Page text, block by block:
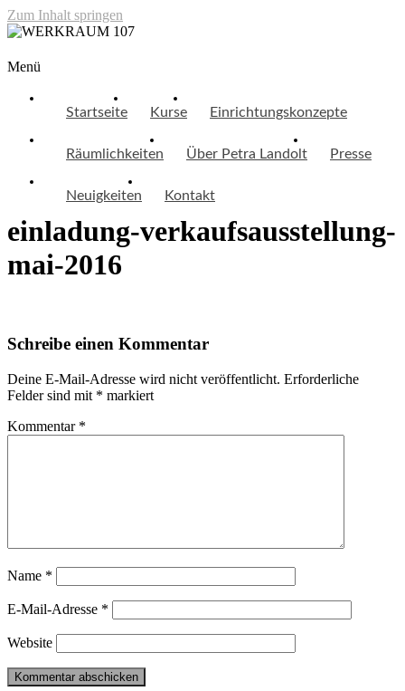
Zum Inhalt springen
WERKRAUM 107
Menü
Startseite Kurse Einrichtungskonzepte
Räumlichkeiten Über Petra Landolt Presse
Neuigkeiten Kontakt
einladung-verkaufsausstellung-
mai-2016
Schreibe einen Kommentar
Deine E-Mail-Adresse wird nicht veröffentlicht. Erforderliche
Felder sind mit * markiert
Kommentar *
Name *
E-Mail-Adresse *
Website